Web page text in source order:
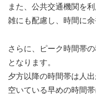
また、公共交通機関を
雑にも配慮し、時間に
さらに、ピーク時間帯
となります。
夕方以降の時間帯は人
空いている早めの時間